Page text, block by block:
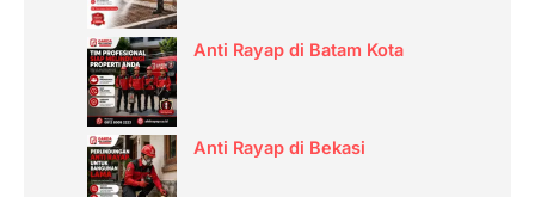
Anti Rayap di Batam Kota
Anti Rayap di Bekasi